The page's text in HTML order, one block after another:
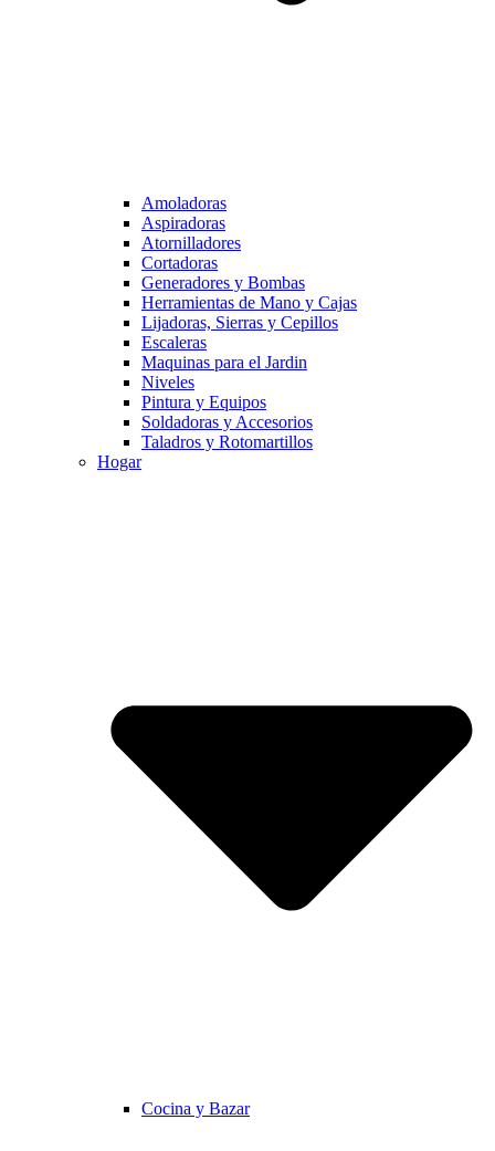
Amoladoras
Aspiradoras
Atornilladores
Cortadoras
Generadores y Bombas
Herramientas de Mano y Cajas
Lijadoras, Sierras y Cepillos
Escaleras
Maquinas para el Jardin
Niveles
Pintura y Equipos
Soldadoras y Accesorios
Taladros y Rotomartillos
Hogar
Cocina y Bazar